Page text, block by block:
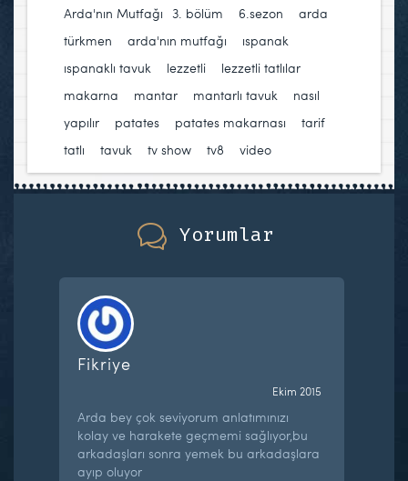
Arda'nın Mutfağı 3. bölüm 6.sezon
arda
türkmen
arda'nın mutfağı ıspanak
ıspanaklı tavuk
lezzetli lezzetli tatlılar
makarna
mantar mantarlı tavuk
nasıl
yapılır
patates patates makarnası tarif
tatlı
tavuk tv show tv8 video
Yorumlar
Fikriye
Ekim 2015
Arda bey çok seviyorum anlatımınızı
kolay ve harakete geçmemi sağlıyor,bu
arkadaşları sonra yemek bu arkadaşlara
ayıp oluyor